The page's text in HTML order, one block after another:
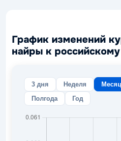
График изменений
найры к
3 дня Неделя Месяц
Полгода
Год